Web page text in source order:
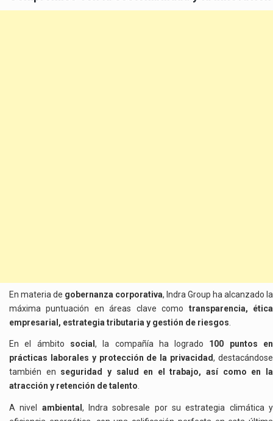
En materia de gobernanza corporativa, Indra Group ha alcanzado la
máxima puntuación en áreas clave como transparencia, ética
empresarial, estrategia tributaria y gestión de riesgos
En el ámbito social , la compañía ha logrado 100 puntos en
prácticas laborales y protección de la privacidad, destacándose
también en seguridad y salud en el trabajo, así como en la
atracción y retención de talento.
A nivel ambiental , Indra sobresale por su estrategia climática y